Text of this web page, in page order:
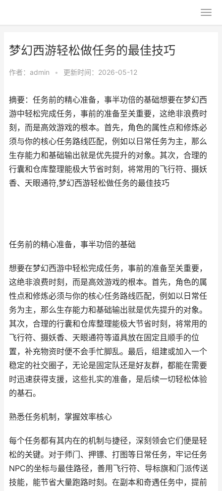
梦幻西游轻松做任务的最佳技巧
作者： admin • 更新时间：2026-05-12
摘要：任务前的精心准备，事半功倍的基础想要在梦幻西
游中轻松完成任务，事前的准备至关重要，这绝非浪费时
刻，而是高效游戏的根本。首先，角色的属性点和修炼必
须与你的核心任务路线匹配，例如以日常任务为主，那么
生存能力和基础输出就是优先提升的对象。其次，合理的
行囊和仓库整理能极大节省时刻，将常用的飞行符、摄妖
香、天眼通符,梦幻西游轻松做任务的最佳技巧
任务前的精心准备，事半功倍的基础
想要在梦幻西游中轻松完成任务，事前的准备至关重要，
这绝非浪费时刻，而是高效游戏的根本。首先，角色的属
性点和修炼必须与你的核心任务路线匹配，例如以日常任
务为主，那么生存能力和基础输出就是优先提升的对象。
其次，合理的行囊和仓库整理能极大节省时刻，将常用的
飞行符、摄妖香、天眼通符等道具放在固定且顺手的位
置，补充物资时便不会手忙脚乱。最后，组建或加入一个
稳定的社交圈子，无论是固定队还是好友群，都能在需要
时迅速获得支援，这些扎实的准备，是后续一切轻松体验
的基石。
熟悉任务机制，掌握效率核心
每个任务都有其内在的机制与捷径，深刻领会它们便是轻
松的关键。对于师门、押镖、打图等日常任务，牢记任务
NPC的坐标与最佳路径，善用飞行符、导标旗和门派传送
技能，能节省大量跑路时刻。在副本和奇遇任务中，提前